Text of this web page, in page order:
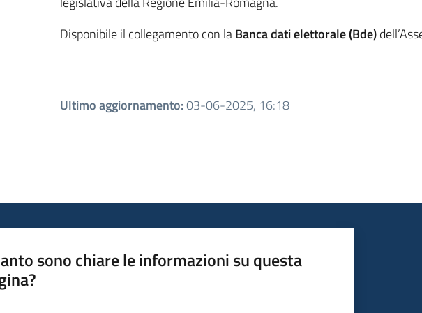
Disponibile il collegamento con laBanca dati elettorale (Bde)
Ultimo aggiornamento:03-06-2025, 16:18
sono chiare le informazioni su questa